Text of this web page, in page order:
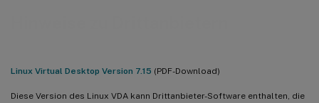
Linux Virtual Desktop Version 7.15 (PDF-Download)
Diese Version des Linux VDA kann Drittanbieter-Software enthalten, die